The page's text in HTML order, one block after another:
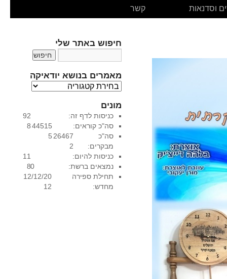
וסדנאות קשר
חיפוש באתר שלי
מאמרים בנושא יודאיקה
מ
מ
ר
י
ם
נ
ו
ש
מונים
92
8
כניסות לדף זה:
44515
5
סה"כ קוראים:
26467
2
סה"כ
מבקרים:
11
8
כניסות להיום:
0
נמצאים ברשת:
12/12/20
12
תחילת ספירה
מחדש: